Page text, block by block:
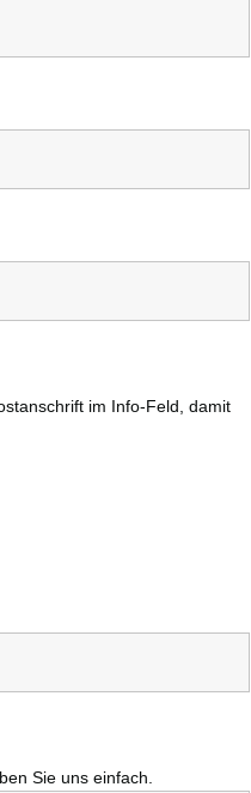
im Info-Feld, damit
Sie uns einfach.